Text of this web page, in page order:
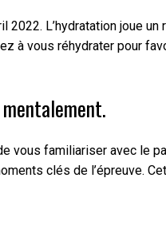
L’hydratation
à vous réhydrater
vous familiariser avec
clés de l’épreuve.